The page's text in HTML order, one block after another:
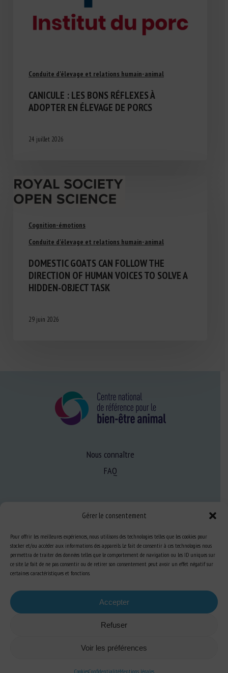
Gérer le consentement
Pour offrir les meilleures expériences, nous utilisons des technologies telles que les cookies pour
stocker et/ou accéder aux informations des appareils. Le fait de consentir à ces technologies nous
permettra de traiter des données telles que le comportement de navigation ou les ID uniques sur
ce site. Le fait de ne pas consentir ou de retirer son consentement peut avoir un effet négatif sur
certaines caractéristiques et fonctions.
Accepter
Refuser
Voir les préférences
CookiesConfidentialitéMentions légales
Conduite d'élevage et relations humain-animal
CANICULE : LES BONS RÉFLEXES À
ADOPTER EN ÉLEVAGE DE PORCS
24 juillet 2026
Cognition-émotions
Conduite d'élevage et relations humain-animal
DOMESTIC GOATS CAN FOLLOW THE
DIRECTION OF HUMAN VOICES TO SOLVE A
HIDDEN-OBJECT TASK
29 juin 2026
Nous connaître
FAQ
S’informer sur le BEA
Se former au BEA
S’abonner aux actualités
Conception et réalisationNuméria Communication